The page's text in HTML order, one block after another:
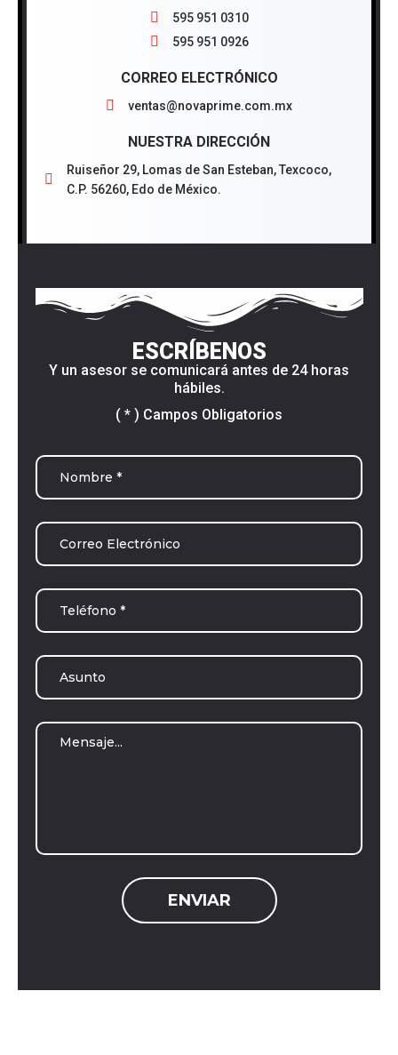
595 951 0310
595 951 0926
CORREO ELECTRÓNICO
ventas@novaprime.com.mx
NUESTRA DIRECCIÓN
Ruiseñor 29, Lomas de San Esteban, Texcoco,
C.P. 56260, Edo de México.
ESCRÍBENOS
Y un asesor se comunicará antes de 24 horas
hábiles.
( * ) Campos Obligatorios